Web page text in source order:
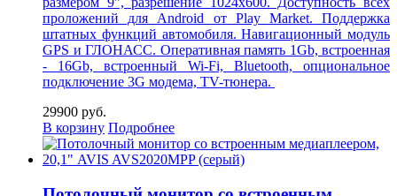
проложений для Android от Play Market. Поддержка
штатных функций автомобиля. Навигационный модуль
GPS и ГЛОНАСС. Оперативная память 1Gb, встроенная
- 16Gb, встроенный Wi-Fi, Bluetooth, опциональное
подключение 3G модема, TV-тюнера.
29900 руб.
В корзину Подробнее